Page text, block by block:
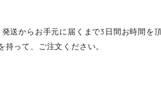
送からお手元に届くまで3日間お時間を
って、ご注文ください。